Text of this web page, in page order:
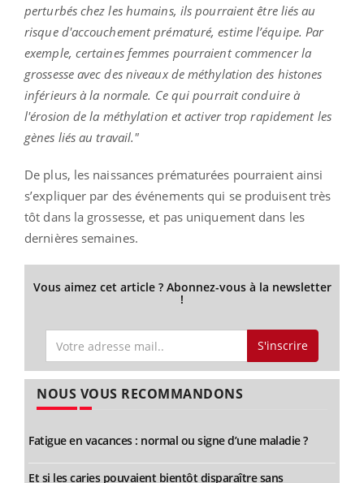
perturbés chez les humains, ils pourraient être liés au
risque d'accouchement prématuré, estime l’équipe. Par
exemple, certaines femmes pourraient commencer la
grossesse avec des niveaux de méthylation des histones
inférieurs à la normale. Ce qui pourrait conduire à
l'érosion de la méthylation et activer trop rapidement les
gènes liés au travail."
De plus, les naissances prématurées pourraient ainsi
s’expliquer par des événements qui se produisent très
tôt dans la grossesse, et pas uniquement dans les
dernières semaines.
Vous aimez cet article ? Abonnez-vous à la newsletter
!
S'inscrire
NOUS VOUS RECOMMANDONS
Fatigue en vacances : normal ou signe d’une maladie ?
Et si les caries pouvaient bientôt disparaître sans